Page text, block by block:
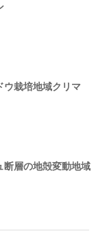
ウ栽培地域クリマ
断層の地殻変動地域